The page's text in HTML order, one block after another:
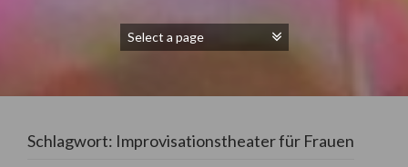
Schlagwort: Improvisationstheater für Frauen